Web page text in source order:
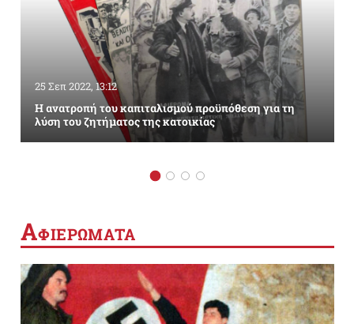
25 Σεπ 2022, 13:12
Η ανατροπή του καπιταλισμού προϋπόθεση για τη
λύση του ζητήματος της κατοικίας
ΑΦΙΕΡΩΜΑΤΑ